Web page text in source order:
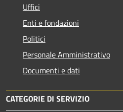
Uffici
Enti e fondazioni
Politici
Personale Amministrativo
Documenti e dati
CATEGORIE DI SERVIZIO